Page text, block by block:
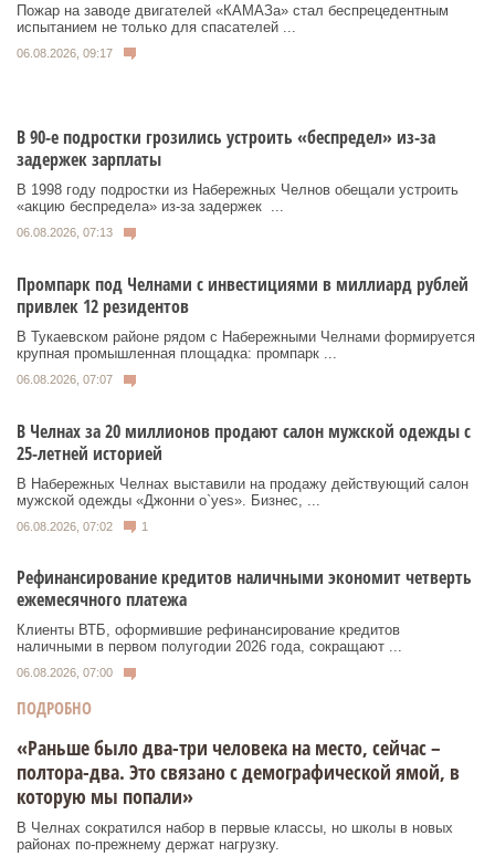
Пожар на заводе двигателей «КАМАЗа» стал беспрецедентным
испытанием не только для спасателей ...
06.08.2026, 09:17
В 90-е подростки грозились устроить «беспредел» из-за
задержек зарплаты
В 1998 году подростки из Набережных Челнов обещали устроить
«акцию беспредела» из‑за задержек ...
06.08.2026, 07:13
Промпарк под Челнами с инвестициями в миллиард рублей
привлек 12 резидентов
В Тукаевском районе рядом с Набережными Челнами формируется
крупная промышленная площадка: промпарк ...
06.08.2026, 07:07
В Челнах за 20 миллионов продают салон мужской одежды с
25-летней историей
В Набережных Челнах выставили на продажу действующий салон
мужской одежды «Джонни о`yes». Бизнес, ...
06.08.2026, 07:02 1
Рефинансирование кредитов наличными экономит четверть
ежемесячного платежа
Клиенты ВТБ, оформившие рефинансирование кредитов
наличными в первом полугодии 2026 года, сокращают ...
06.08.2026, 07:00
ПОДРОБНО
«Раньше было два-три человека на место, сейчас –
полтора-два. Это связано с демографической ямой, в
которую мы попали»
В Челнах сократился набор в первые классы, но школы в новых
районах по-прежнему держат нагрузку.